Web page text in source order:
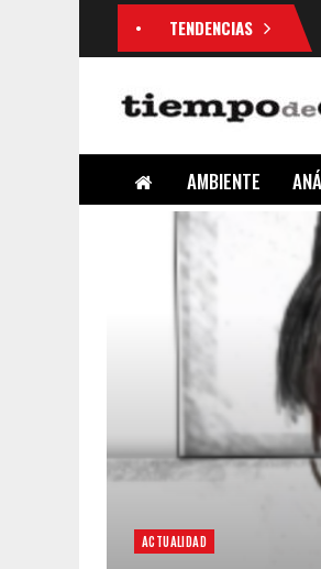
TENDENCIAS
AMBIENTE
ACTUALIDAD